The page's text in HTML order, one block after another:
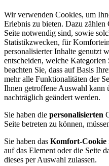
Wir verwenden Cookies, um
Erlebnis zu bieten. Dazu
Seite notwendig sind, sowie
Statistikzwecken, für
personalisierter Inhalte genutzt
entscheiden, welche Kategorien
beachten Sie, dass auf Basis
mehr alle Funktionalitäten der
Ihnen getroffene Auswahl kann
nachträglich geändert werden.
Sie haben die personalisierten
Seite betreten zu können,
Sie haben das Komfort-Cookie
auf das Element oder die Seite
dieses per Auswahl zulassen.